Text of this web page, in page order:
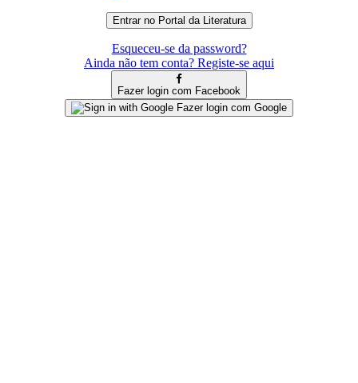
Esqueceu-se da password?
Ainda não tem conta? Registe-se aqui
Fazer login com Facebook
Fazer login com Google